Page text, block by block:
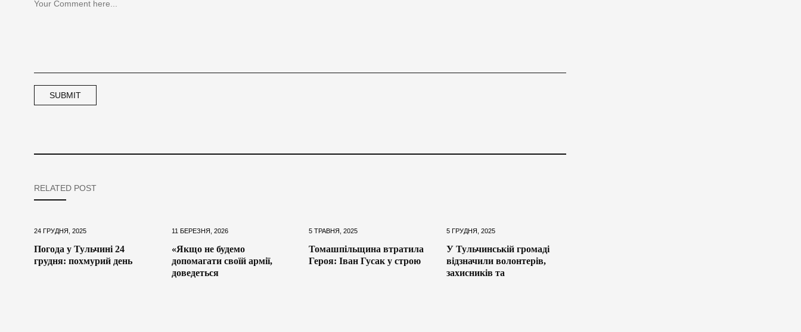
RELATED POST
24 ГРУДНЯ, 2025
Погода у Тульчині 24
грудня: похмурий день
11 БЕРЕЗНЯ, 2026
«Якщо не будемо
допомагати своїй армії,
доведеться
5 ТРАВНЯ, 2025
Томашпільщина втратила
Героя: Іван Гусак у строю
5 ГРУДНЯ, 2025
У Тульчинській громаді
відзначили волонтерів,
захисників та